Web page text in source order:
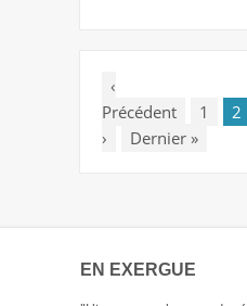
‹
Précédent
1 2
›
Dernier »
EN EXERGUE